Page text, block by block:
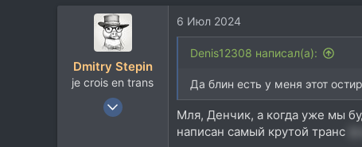
к
ц
Dmitry Stepin
je crois en trans
12 Янв 2004
6 Июл 2024
Denis12308 написал(а):
Да блин есть у меня этот
Мля, Денчик, а когда уже мы
написан самый крутой транс